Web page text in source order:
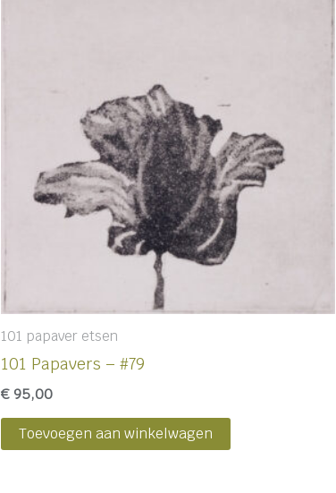
101 papaver etsen
101 Papavers – #79
€ 95,00
Toevoegen aan winkelwagen